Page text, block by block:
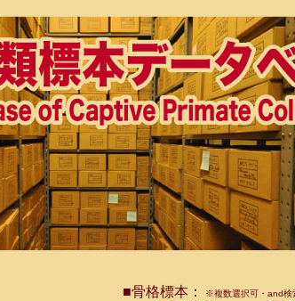
■骨格標本： ※複数選択可・and検